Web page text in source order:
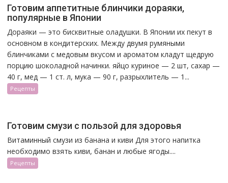
Готовим аппетитные блинчики дораяки,
популярные в Японии
Дораяки — это бисквитные оладушки. В Японии их пекут в
основном в кондитерских. Между двумя румяными
блинчиками с медовым вкусом и ароматом кладут щедрую
порцию шоколадной начинки. яйцо куриное — 2 шт, сахар —
40 г, мед — 1 ст. л, мука — 90 г, разрыхлитель — 1...
Рецепты
Готовим смузи с пользой для здоровья
Витаминный смузи из банана и киви Для этого напитка
необходимо взять киви, банан и любые ягоды....
Рецепты